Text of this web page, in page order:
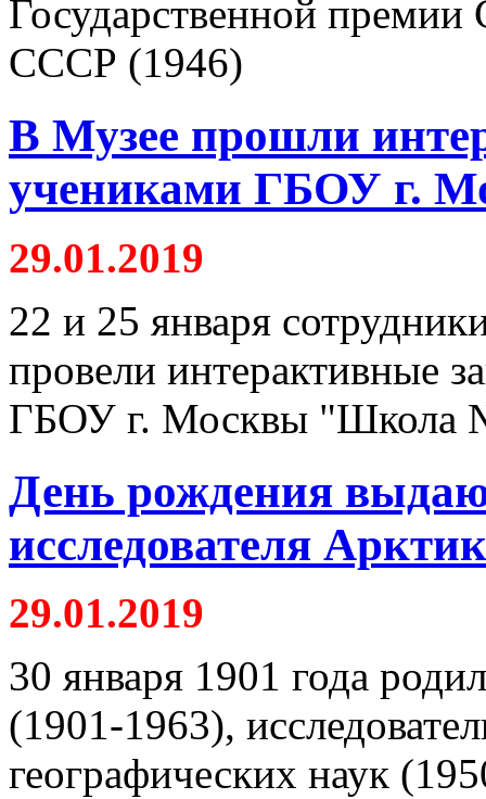
Государственной
СССР (1946)
В Музее прошли
учениками ГБОУ г.
29.01.2019
22 и 25 января
провели интерактивные
ГБОУ г. Москвы "Школа
День рождения
исследователя
29.01.2019
30 января 1901 года
(1901-1963),
географических наук